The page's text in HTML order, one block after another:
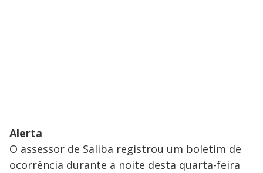
Alerta
O assessor de Saliba registrou um boletim de
ocorrência durante a noite desta quarta-feira